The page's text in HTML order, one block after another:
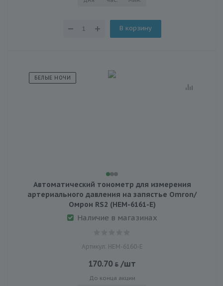
В корзину
БЕЛЫЕ НОЧИ
Автоматический тонометр для измерения
артериального давления на запястье Omron/
Омрон RS2 (HEM-6161-E)
Наличие в магазинах
Артикул: HEM-6160-E
170.70 /шт
До конца акции